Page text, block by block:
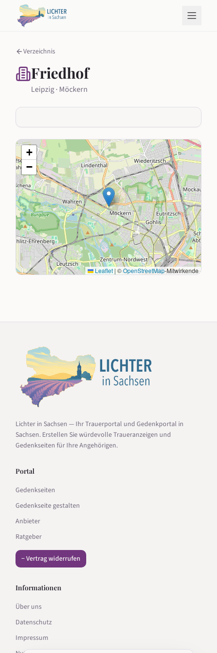
Verzeichnis
Friedhof
Leipzig · Möckern
+
−
Leaflet | ©OpenStreetMap-Mitwirkende
Lichter in Sachsen — Ihr Trauerportal und Gedenkportal in
Sachsen. Erstellen Sie würdevolle Traueranzeigen und
Gedenkseiten für Ihre Angehörigen.
Portal
Gedenkseiten
Gedenkseite gestalten
Anbieter
Ratgeber
− Vertrag widerrufen
Informationen
Über uns
Datenschutz
Impressum